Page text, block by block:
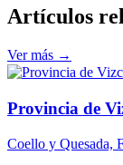
Artículos
Ver más →
Provincia de
Coello y Quesada,